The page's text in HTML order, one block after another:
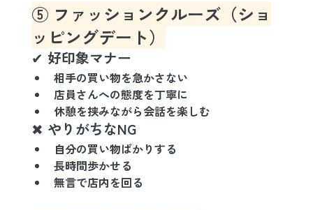
⑤ ファッションクルーズ（ショ
ッピングデート）
✔ 好印象マナー
相手の買い物を急かさない
店員さんへの態度を丁寧に
休憩を挟みながら会話を楽しむ
✖ やりがちなNG
自分の買い物ばかりする
長時間歩かせる
無言で店内を回る